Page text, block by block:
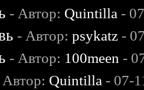
- Автор: Quintilla -
- Автор:psykatz -
- Автор: 100meen -
Автор: Quintilla - 07-